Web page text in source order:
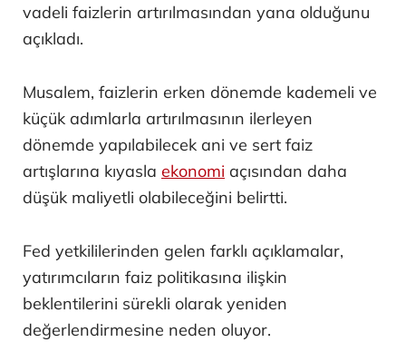
vadeli faizlerin artırılmasından yana olduğunu
açıkladı.
Musalem, faizlerin erken dönemde kademeli ve
küçük adımlarla artırılmasının ilerleyen
dönemde yapılabilecek ani ve sert faiz
artışlarına kıyasla ekonomi açısından daha
düşük maliyetli olabileceğini belirtti.
Fed yetkililerinden gelen farklı açıklamalar,
yatırımcıların faiz politikasına ilişkin
beklentilerini sürekli olarak yeniden
değerlendirmesine neden oluyor.